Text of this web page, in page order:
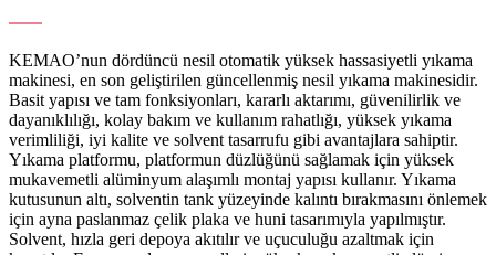
KEMAO’nun dördüncü nesil otomatik yüksek hassasiyetli yıkama
makinesi, en son geliştirilen güncellenmiş nesil yıkama makinesidir.
Basit yapısı ve tam fonksiyonları, kararlı aktarımı, güvenilirlik ve
dayanıklılığı, kolay bakım ve kullanım rahatlığı, yüksek yıkama
verimliliği, iyi kalite ve solvent tasarrufu gibi avantajlara sahiptir.
Yıkama platformu, platformun düzlüğünü sağlamak için yüksek
mukavemetli alüminyum alaşımlı montaj yapısı kullanır. Yıkama
kutusunun altı, solventin tank yüzeyinde kalıntı bırakmasını önlemek
için ayna paslanmaz çelik plaka ve huni tasarımıyla yapılmıştır.
Solvent, hızla geri depoya akıtılır ve uçuculuğu azaltmak için